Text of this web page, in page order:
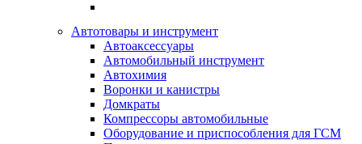
Автотовары и инструмент
Автоаксессуары
Автомобильный инструмент
Автохимия
Воронки и канистры
Домкраты
Компрессоры автомобильные
Оборудование и приспособления для ГСМ